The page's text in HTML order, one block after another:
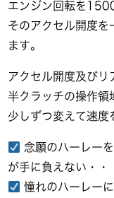
エンジン回転を
そのアクセル開度を
ます。
アクセル開度及びリ
半クラッチの操作領
少しずつ変えて速度
念願のハーレー
が手に負えない・・
憧れのハーレー